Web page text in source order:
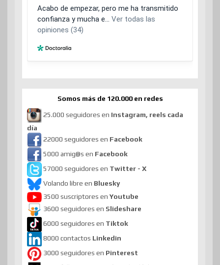
Somos más de 120.000 en redes
25.000 seguidores en Instagram, reels cada
día
22000 seguidores en Facebook
5000 amig@s en Facebook
57000 seguidores en Twitter - X
Volando libre en Bluesky
3500 suscriptores en Youtube
3600 seguidores en Slideshare
6000 seguidores en Tiktok
8000 contactos Linkedin
3000 seguidores en Pinterest